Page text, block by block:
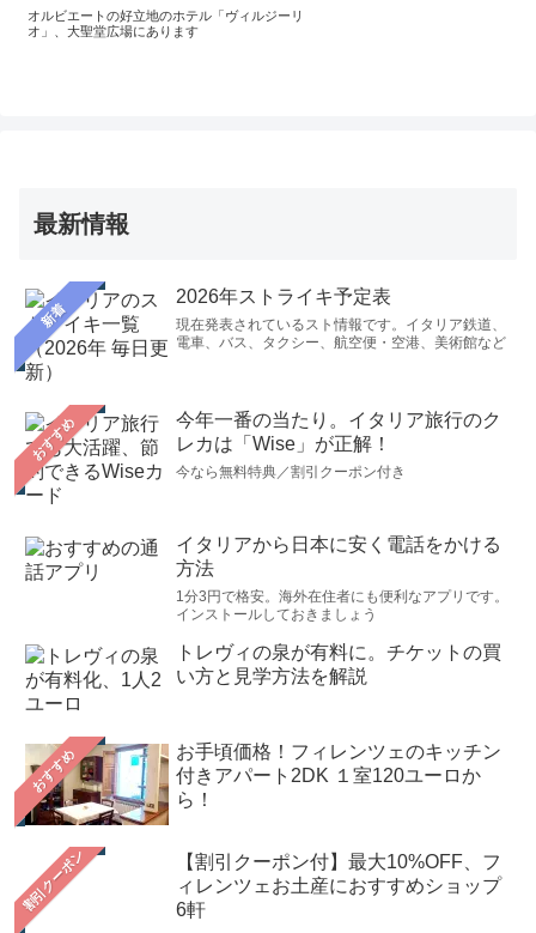
オルビエートの好立地のホテル「ヴィルジーリ
オ」、大聖堂広場にあります
最新情報
新着
2026年ストライキ予定表
現在発表されているスト情報です。イタリア鉄道、
電車、バス、タクシー、航空便・空港、美術館など
おすすめ
今年一番の当たり。イタリア旅行のク
レカは「Wise」が正解！
今なら無料特典／割引クーポン付き
イタリアから日本に安く電話をかける
方法
1分3円で格安。海外在住者にも便利なアプリです。
インストールしておきましょう
トレヴィの泉が有料に。チケットの買
い方と見学方法を解説
おすすめ
お手頃価格！フィレンツェのキッチン
付きアパート2DK １室120ユーロか
ら！
【割引クーポン付】最大10%OFF、フ
ィレンツェお土産におすすめショップ
6軒